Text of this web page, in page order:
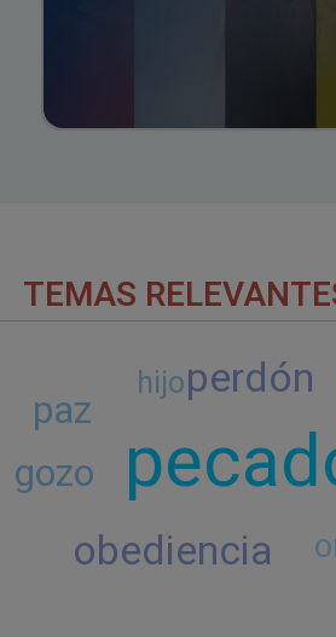
TEMAS
perdón
obediencia
paz
gozo
hijo